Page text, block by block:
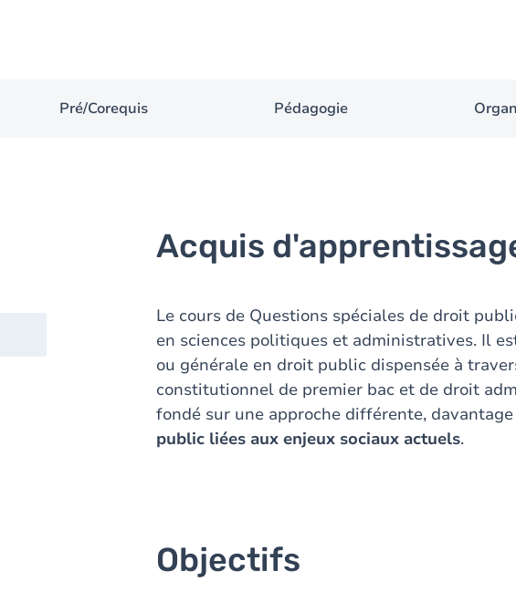
Pré/Corequis Pédagogie
Acquis
Le cours de Questions spéciales de droit
en sciences politiques et administratives. Il
ou générale en droit public dispensée à
constitutionnel de premier bac et de droit
fondé sur une approche différente, davantage
public liées aux enjeux sociaux actuels.
Objectifs